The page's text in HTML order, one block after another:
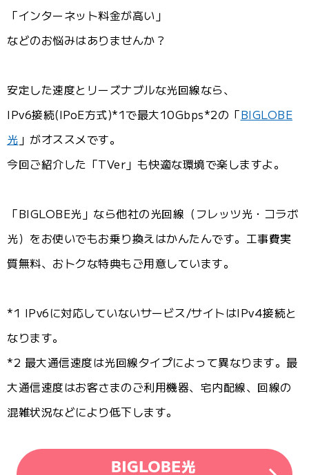
「インターネット料金が高い」
などのお悩みはありませんか？
安定した速度とリーズナブルな光回線なら、
IPv6接続(IPoE方式)*1で最大10Gbps*2の「BIGLOBE
光 」がオススメです。
今回ご紹介した「TVer」も快適な環境で楽しますよ。
「BIGLOBE光」なら他社の光回線（フレッツ光・コラボ
光）をお使いでもお乗り換えはかんたんです。工事費実
質無料、おトクな特典もご用意しています。
*1 IPv6に対応していないサービス/サイトはIPv4接続と
なります。
*2 最大通信速度は光回線タイプによって異なります。最
大通信速度はお客さまのご利用機器、宅内配線、回線の
混雑状況などにより低下します。